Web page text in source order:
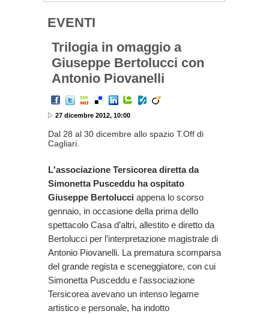
EVENTI
Trilogia in omaggio a
Giuseppe Bertolucci con
Antonio Piovanelli
27 dicembre 2012, 10:00
Dal 28 al 30 dicembre allo spazio T.Off di
Cagliari.
L'associazione Tersicorea diretta da
Simonetta Pusceddu ha ospitato
Giuseppe Bertolucci appena lo scorso
gennaio, in occasione della prima dello
spettacolo Casa d’altri, allestito e diretto da
Bertolucci per l’interpretazione magistrale di
Antonio Piovanelli. La prematura scomparsa
del grande regista e sceneggiatore, con cui
Simonetta Pusceddu e l'associazione
Tersicorea avevano un intenso legame
artistico e personale, ha indotto